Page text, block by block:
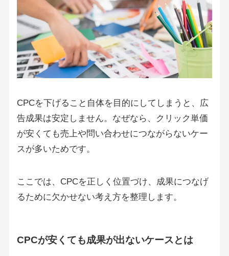
CPCを下げること自体を目的にしてしまうと、広
告成果は安定しません。なぜなら、クリック単価
が安くても売上や問い合わせにつながらないケー
スが多いためです。
ここでは、CPCを正しく位置づけ、成果につなげ
るために欠かせない考え方を整理します。
CPCが安くても成果が出ないケースとは